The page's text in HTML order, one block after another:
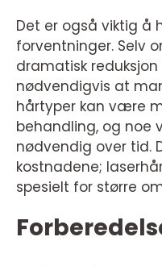
Det er også viktig å
forventninger. Selv
dramatisk
nødvendigvis at
hårtyper kan være
behandling, og noe
nødvendig over tid.
kostnadene;
spesielt for større